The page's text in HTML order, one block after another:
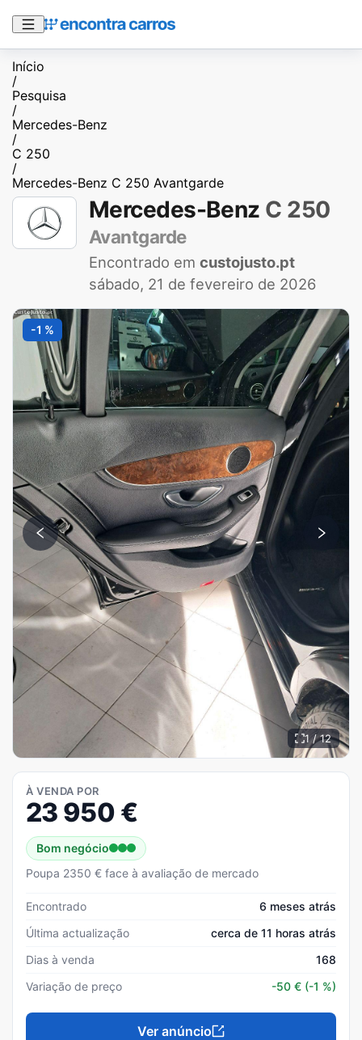
Início
/
Pesquisa
/
Mercedes-Benz
/
C 250
/
Mercedes-Benz C 250 Avantgarde
Mercedes-Benz C 250
Avantgarde
Encontrado em custojusto.pt
sábado, 21 de fevereiro de 2026
-1 %
1 / 12
À VENDA POR
23 950 €
Bom negócio
Poupa 2350 € face à avaliação de mercado
Encontrado
6 meses atrás
Última actualização
cerca de 11 horas atrás
Dias à venda
168
Variação de preço
-50 € (-1 %)
Ver anúncio